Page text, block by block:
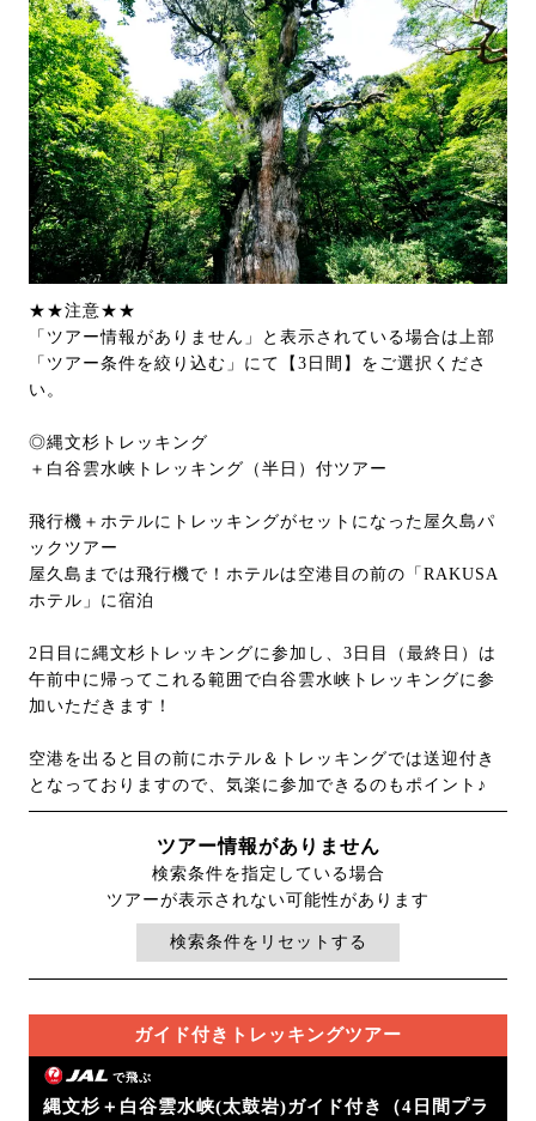
★★注意★★
「ツアー情報がありません」と表示されている場合は上部
「ツアー条件を絞り込む」にて【3日間】をご選択くださ
い。
◎縄文杉トレッキング
＋白谷雲水峡トレッキング（半日）付ツアー
飛行機＋ホテルにトレッキングがセットになった屋久島パ
ックツアー
屋久島までは飛行機で！ホテルは空港目の前の「RAKUSA
ホテル」に宿泊
2日目に縄文杉トレッキングに参加し、3日目（最終日）は
午前中に帰ってこれる範囲で白谷雲水峡トレッキングに参
加いただきます！
空港を出ると目の前にホテル＆トレッキングでは送迎付き
となっておりますので、気楽に参加できるのもポイント♪
ツアー情報がありません
検索条件を指定している場合
ツアーが表示されない可能性があります
検索条件をリセットする
ガイド付きトレッキングツアー
で飛ぶ
縄文杉＋白谷雲水峡(太鼓岩)ガイド付き（4日間プラ